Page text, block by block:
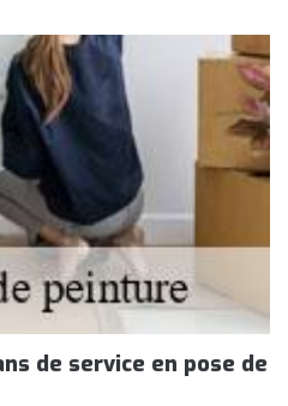
de service en pose de